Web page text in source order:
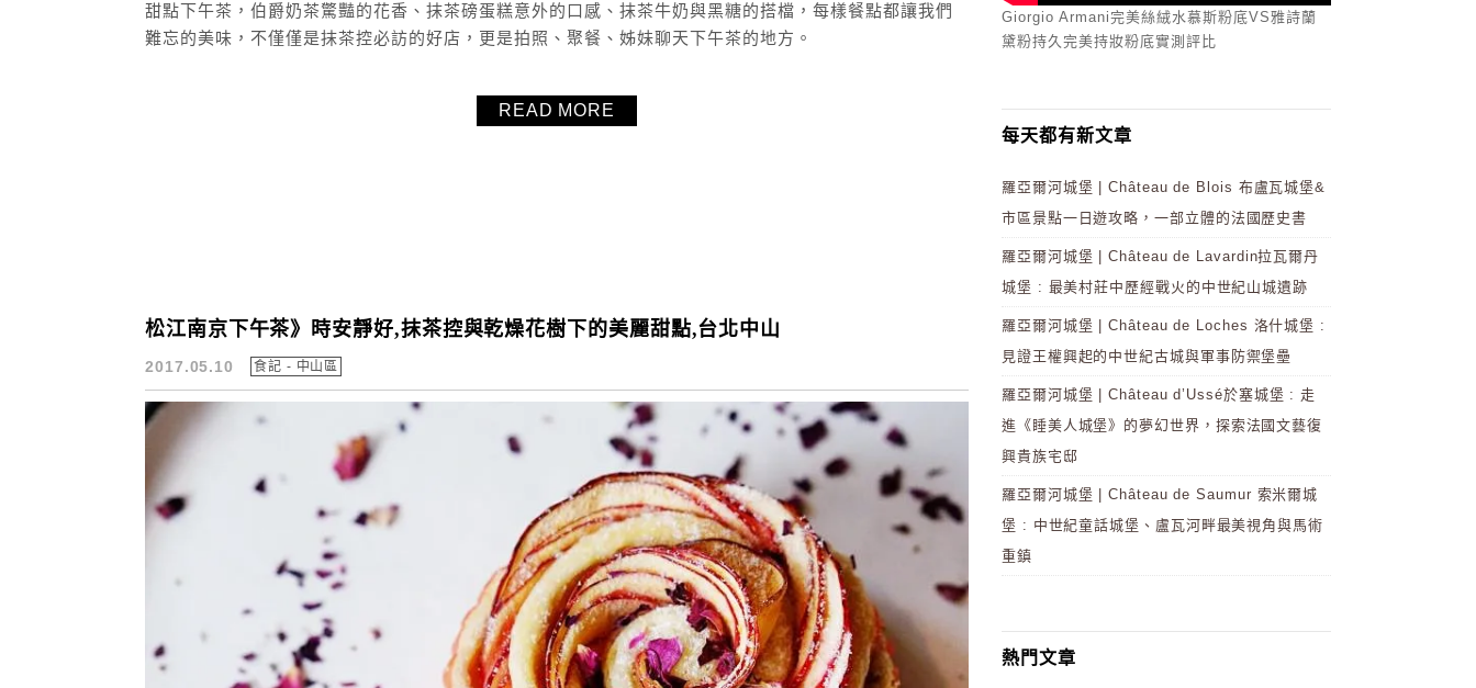
甜點下午茶，伯爵奶茶驚豔的花香、抹茶磅蛋糕意外的口感、抹茶牛奶與黑糖的搭檔，每樣餐點都讓我們
難忘的美味，不僅僅是抹茶控必訪的好店，更是拍照、聚餐、姊妹聊天下午茶的地方。
READ MORE
松江南京下午茶》時安靜好,抹茶控與乾燥花樹下的美麗甜點,台北中山
2017.05.10 食記 - 中山區
Giorgio Armani完美絲絨水慕斯粉底VS雅詩蘭
黛粉持久完美持妝粉底實測評比
每天都有新文章
羅亞爾河城堡 | Château de Blois 布盧瓦城堡&
市區景點一日遊攻略，一部立體的法國歷史書
羅亞爾河城堡 | Château de Lavardin拉瓦爾丹
城堡 : 最美村莊中歷經戰火的中世紀山城遺跡
羅亞爾河城堡 | Château de Loches 洛什城堡 :
見證王權興起的中世紀古城與軍事防禦堡壘
羅亞爾河城堡 | Château d’Ussé於塞城堡 : 走
進《睡美人城堡》的夢幻世界，探索法國文藝復
興貴族宅邸
羅亞爾河城堡 | Château de Saumur 索米爾城
堡 : 中世紀童話城堡、盧瓦河畔最美視角與馬術
重鎮
熱門文章